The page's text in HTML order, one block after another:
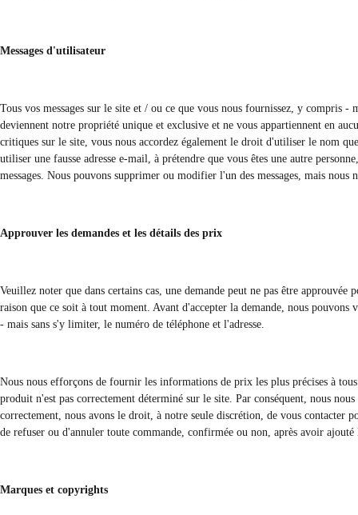
Messages d'utilisateur
Tous vos messages sur le site et / ou ce que vous nous fournissez, y compris
deviennent notre propriété unique et exclusive et ne vous appartiennent en
critiques sur le site, vous nous accordez également le droit d'utiliser le nom
utiliser une fausse adresse e-mail, à prétendre que vous êtes une autre
messages. Nous pouvons supprimer ou modifier l'un des messages, mais nous
Approuver les demandes et les détails des prix
Veuillez noter que dans certains cas, une demande peut ne pas être
raison que ce soit à tout moment. Avant d'accepter la demande, nous
- mais sans s'y limiter, le numéro de téléphone et l'adresse.
Nous nous efforçons de fournir les informations de prix les plus précises à
produit n'est pas correctement déterminé sur le site. Par conséquent, nous
correctement, nous avons le droit, à notre seule discrétion, de vous
de refuser ou d'annuler toute commande, confirmée ou non, après avoir
Marques et copyrights